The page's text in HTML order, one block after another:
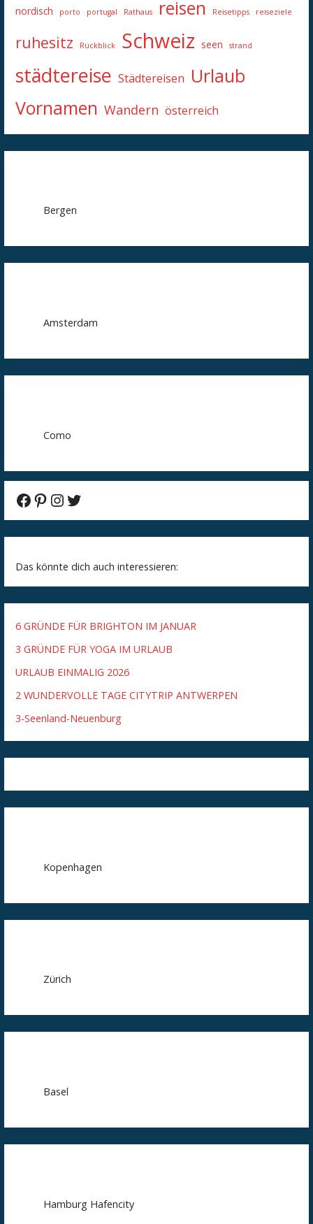
nordisch porto portugal Rathaus reisen Reisetipps reiseziele
ruhesitz Rückblick Schweiz seen strand
städtereise Städtereisen Urlaub
Vornamen Wandern österreich
Bergen
Amsterdam
Como
Facebook
Pinterest
Instagram
Twitter
Das könnte dich auch interessieren:
6 GRÜNDE FÜR BRIGHTON IM JANUAR
3 GRÜNDE FÜR YOGA IM URLAUB
URLAUB EINMALIG 2026
2 WUNDERVOLLE TAGE CITYTRIP ANTWERPEN
3-Seenland-Neuenburg
Kopenhagen
Zürich
Basel
Hamburg Hafencity